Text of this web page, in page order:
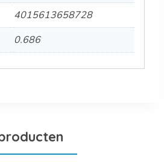
4015613658728
0.686